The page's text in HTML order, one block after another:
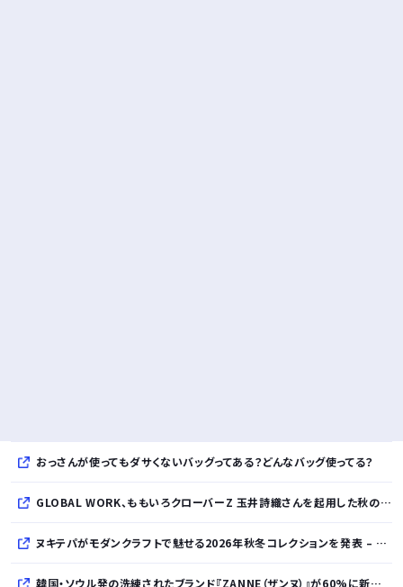
おっさんが使ってもダサくないバッグってある？どんなバッグ使ってる？
GLOBAL WORK、ももいろクローバーZ 玉井詩織さんを起用した秋のLOOK BOOKを先行公開
ヌキテパがモダンクラフトで魅せる2026年秋冬コレクションを発表 – インド・アムリトサルで織り上げたウールなど手仕事の美しさを現代的に昇華
韓国・ソウル発の洗練されたブランド『ZANNE（ザンヌ）』が60%に新規入店、モダン×エフォートレスなコレクションを展開